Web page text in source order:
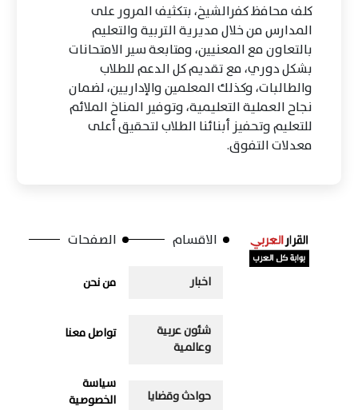
كلف محافظ كفرالشيخ، بتكثيف المرور على
المدارس من خلال مديرية التربية والتعليم
بالتعاون مع المعنيين، ومتابعة سير الامتحانات
بشكل دوري، مع تقديم كل الدعم للطلاب
والطالبات، وكذلك المعلمين والإداريين، لضمان
نجاح العملية التعليمية، وتوفير المناخ الملائم
للتعليم وتحفيز أبنائنا الطلاب لتحقيق أعلى
معدلات التفوق.
الاقسام
اخبار
شئون عربية
وعالمية
حوادث وقضايا
الصفحات
من نحن
تواصل معنا
سياسة
الخصوصية